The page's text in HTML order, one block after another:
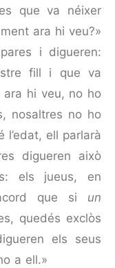
que va néixer
ara hi veu?»
i digueren:
fill i que va
ara hi veu, no ho
nosaltres no ho
l’edat, ell parlarà
digueren això
els jueus, en
que si un
quedés exclòs
els seus
a ell.»